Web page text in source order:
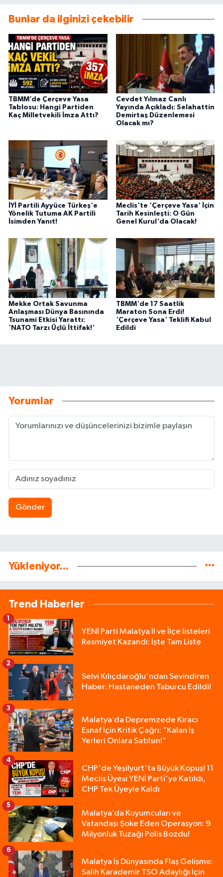
Bunlar da ilginizi çekebilir
TBMM’de Çerçeve Yasa
Tablosu: Hangi Partiden
Kaç Milletvekili İmza Attı?
Cevdet Yılmaz Canlı
Yayında Açıkladı: Selahattin
Demirtaş Düzenlemesi
Olacak mı?
İYİ Partili Ayyüce Türkeş'e
Yönelik Tutuma AK Partili
İsimden Yanıt!
Meclis'te 'Çerçeve Yasa' İçin
Tarih Kesinleşti: O Gün
Genel Kurul'da Olacak!
Mekke Ortak Savunma
Anlaşması Dünya Basınında
Tsunami Etkisi Yarattı:
'NATO Tarzı Üçlü İttifak!'
TBMM'de 17 Saatlik
Maraton Sona Erdi!
'Çerçeve Yasa' Teklifi Kabul
Edildi
Yorumlar
Gönder
Yükleniyor...
Trend Haberler
YENİ Parti Malatya İl ve İlçe listeleri
Resmiyet Kazandı: İşte Tam Liste
1
Selvi Kılıçdaroğlu'ndan Sevindiren
Haber: Hastaneden Taburcu Edildi!
2
Malatya’da Depremzede Kiracı
Esnaf İçin Kritik Çağrı: "Kalan İş
Yerleri Onlara Satılsın!"
3
CHP'de Yeşilyurt'ta Büyük Kopuş! 11
Meclis Üyesi YENİ Parti'ye Katıldı,
CHP Tek Üyeyle Kaldı
4
Malatya’da Kuyumcuları ve
Vatandaşı Şoke Eden Operasyon: 9
Milyonluk Tuzağı Polis Bozdu!
5
Malatya İş Dünyasında Flaş Gelişme:
Salih Karademir TSO Adaylığı İçin
6